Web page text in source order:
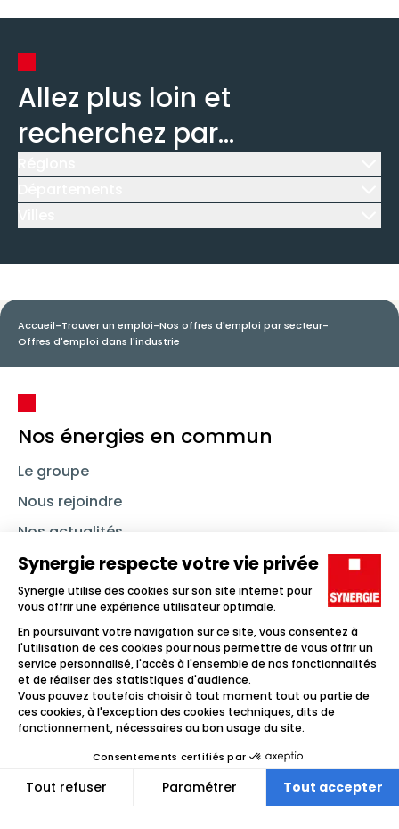
Allez plus loin et
recherchez par...
Accueil-Trouver un emploi-Nos offres d'emploi par secteur-
Offres d'emploi dans l'industrie
Nos énergies en commun
Le groupe
Nous rejoindre
Nos actualités
Nous contacter
Linkedin SynergieInstagramTikTok Youtube
Trouver un emploi
Icône d'illustration
Candidats
Icône d'illustration
Icône d'illustration